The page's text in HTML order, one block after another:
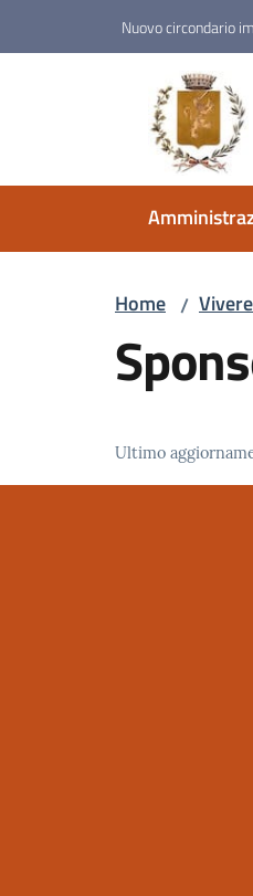
Nuovo circondario
Home /
Ultimo